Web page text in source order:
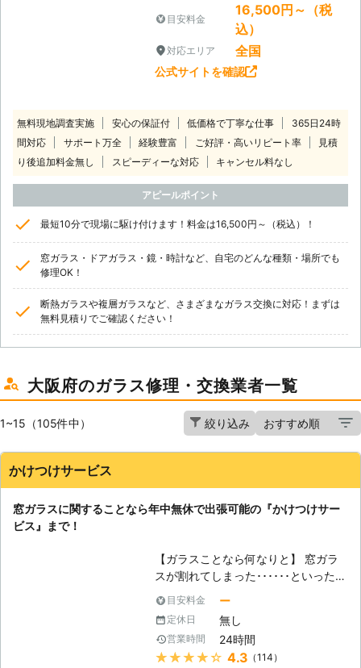
目安料金
16,500円～（税
込）
対応エリア 全国
公式サイトを確認
無料現地調査実施 安心の保証付 低価格で丁寧な仕事
365日24時
間対応
サポート万全 経験豊富 ご好評・高いリピート率
見積
り後追加料金無し
スピーディーな対応 キャンセル料なし
アピールポイント
最短10分で現場に駆け付けます！料金は16,500円～（税込）！
窓ガラス・ドアガラス・鏡・時計など、自宅のどんな種類・場所でも
修理OK！
断熱ガラスや複層ガラスなど、さまざまなガラス交換に対応！まずは
無料見積りでご確認ください！
大阪府のガラス修理・交換業者一覧
1~15（105件中） 絞り込み
かけつけサービス
窓ガラスに関することなら年中無休で出張可能の『かけつけサー
ビス』まで！
【ガラスことなら何なりと】 窓ガラ
スが割れてしまった･･････といった緊
急のトラブルはもちろんのこと、ご自
宅を安全性の高いものにするために防
犯性の高いガラスに変更したい、断熱
性に優れたガラスに変更して暖かい家
にしたいなど、家の窓ガラスについて
目安料金 ー
定休日 無し
営業時間 24時間
★★★★★ 4.3 （114）